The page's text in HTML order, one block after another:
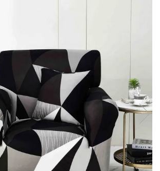
Digital
100%
+ 2 Draperii
4 piese cu